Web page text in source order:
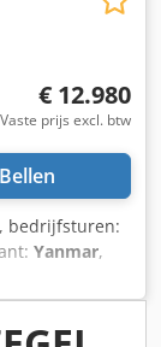
€ 12.980
Vaste prijs excl. btw
Bellen
, bedrijfsturen:
Yanmar,
goed
Neem contact